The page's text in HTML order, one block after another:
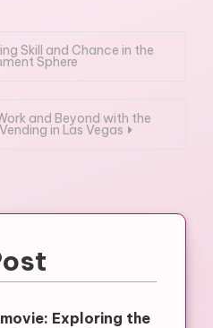
Skill and Chance in the
Sphere
and Beyond with the
in Las Vegas
Exploring the